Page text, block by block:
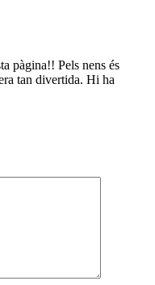
pàgina!! Pels nens és
tan divertida. Hi ha